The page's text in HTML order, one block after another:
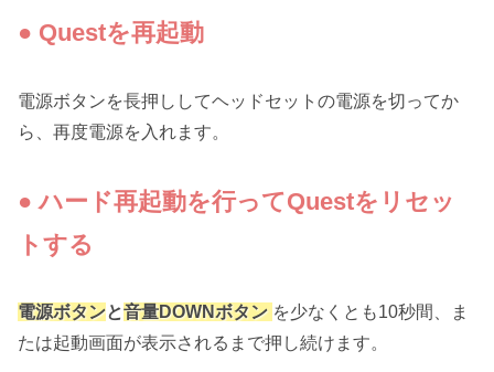
● Questを再起動
電源ボタンを長押ししてヘッドセットの電源を切ってか
ら、再度電源を入れます。
● ハード再起動を行ってQuestをリセッ
トする
電源ボタンと音量DOWNボタン を少なくとも10秒間、ま
たは起動画面が表示されるまで押し続けます。